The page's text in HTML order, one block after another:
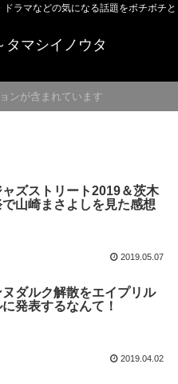
ドラマなどの気になる話題をボチボチと
タマシイノウタ
ンが含まれています
ャズストリート2019＆茨木
山崎まさよしを見た感想
2019.05.07
ヌダルク解散をエイプリル
発表するなんて！
2019.04.02